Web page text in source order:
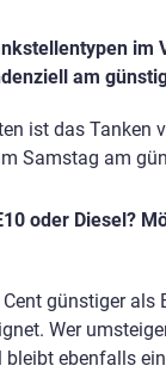
im
am
ist das Tanken
Samstag am
oder Diesel?
günstiger als
Wer
ebenfalls